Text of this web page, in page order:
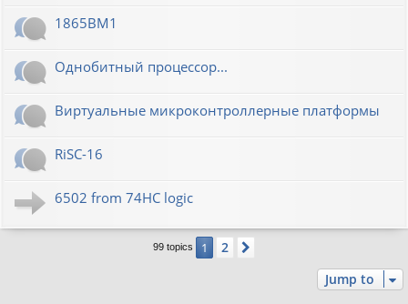
1865ВМ1
Однобитный процессор...
Виртуальные микроконтроллерные платформы
RiSC-16
6502 from 74HC logic
99 topics 1 2
Jump to